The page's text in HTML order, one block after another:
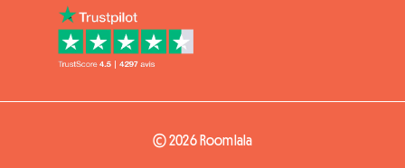
© 2026 Roomlala